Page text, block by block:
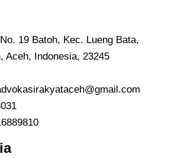
19 Batoh, Kec. Lueng Bata,
Aceh, Indonesia, 23245